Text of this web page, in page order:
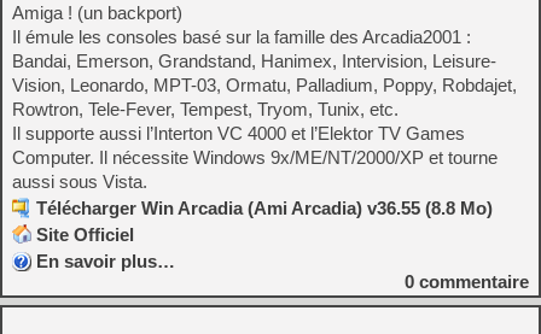
Amiga ! (un backport)
Il émule les consoles basé sur la famille des Arcadia2001 :
Bandai, Emerson, Grandstand, Hanimex, Intervision, Leisure-
Vision, Leonardo, MPT-03, Ormatu, Palladium, Poppy, Robdajet,
Rowtron, Tele-Fever, Tempest, Tryom, Tunix, etc.
Il supporte aussi l’Interton VC 4000 et l’Elektor TV Games
Computer. Il nécessite Windows 9x/ME/NT/2000/XP et tourne
aussi sous Vista.
Télécharger Win Arcadia (Ami Arcadia) v36.55 (8.8 Mo)
Site Officiel
En savoir plus…
0 commentaire